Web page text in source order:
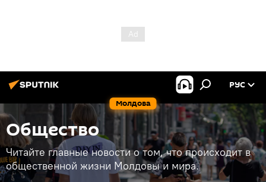
Молдова
РУС
Общество
Читайте главные новости о том, что происходит в
общественной жизни Молдовы и мира.